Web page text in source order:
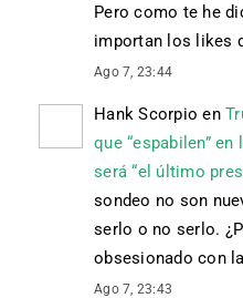
Pero como te he
importan los likes
Ago 7, 23:44
Hank Scorpio en
que “espabilen”
será “el último
sondeo no son
serlo o no serlo.
obsesionado con
Ago 7, 23:43